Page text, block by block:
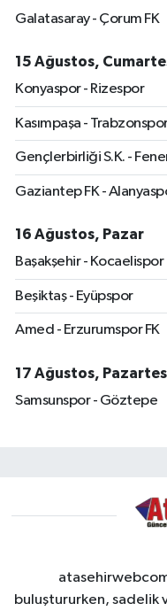
Galatasaray - Çorum FK
15 Ağustos,
Konyaspor - Rizespor
Kasımpaşa -
Gençlerbirliği S.K. -
Gaziantep FK -
16 Ağustos, Pazar
Başakşehir - Kocaelispor
Beşiktaş - Eyüpspor
Amed - Erzurumspor FK
17 Ağustos,
Samsunspor - Göztepe
buluştururken, sadelik